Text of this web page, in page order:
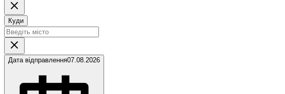
Куди
Дата відправлення07.08.2026